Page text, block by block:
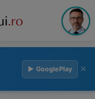
▶ GooglePlay ×